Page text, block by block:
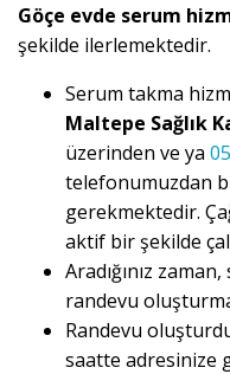
Göçe evde serum
şekilde ilerlemektedir.
Serum takma
Maltepe Sağlık
üzerinden ve ya
telefonumuzdan
gerekmektedir.
aktif bir şekilde
Aradığınız
randevu
Randevu
saatte adresinize